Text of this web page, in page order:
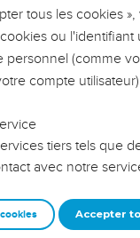
ou leur vision. Mais
alors même que ce
sur les erreurs
afin que leurs
un groupe ou une
tous les cookies
ou
personnel (comme
compte
tiers tels que
avec notre
Accepter